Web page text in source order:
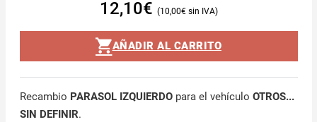
12,10€ 10,00€
AÑADIR AL CARRITO
Recambio PARASOL IZQUIERDOpara el vehículo OTROS...
SIN DEFINIR.